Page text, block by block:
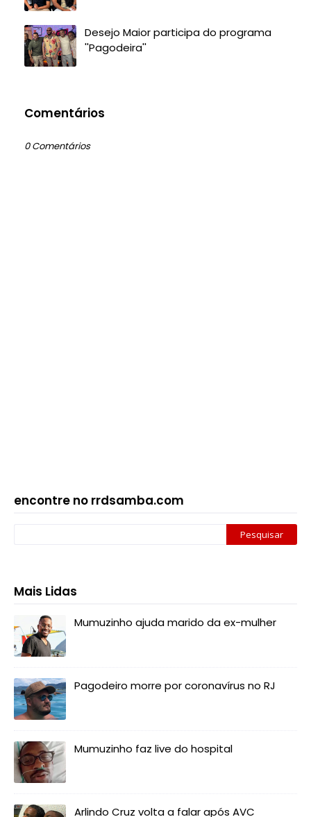
Desejo Maior participa do programa
''Pagodeira''
Comentários
0 Comentários
encontre no rrdsamba.com
Mais Lidas
Mumuzinho ajuda marido da ex-mulher
Pagodeiro morre por coronavírus no RJ
Mumuzinho faz live do hospital
Arlindo Cruz volta a falar após AVC